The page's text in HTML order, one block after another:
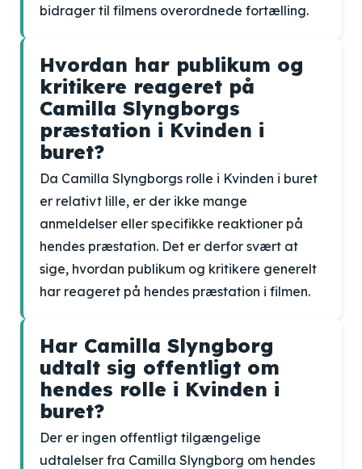
bidrager til filmens overordnede fortælling.
Hvordan har publikum og
kritikere reageret på
Camilla Slyngborgs
præstation i Kvinden i
buret?
Da Camilla Slyngborgs rolle i Kvinden i buret
er relativt lille, er der ikke mange
anmeldelser eller specifikke reaktioner på
hendes præstation. Det er derfor svært at
sige, hvordan publikum og kritikere generelt
har reageret på hendes præstation i filmen.
Har Camilla Slyngborg
udtalt sig offentligt om
hendes rolle i Kvinden i
buret?
Der er ingen offentligt tilgængelige
udtalelser fra Camilla Slyngborg om hendes